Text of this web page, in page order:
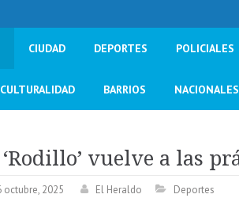
CIUDAD DEPORTES POLICIALES
BARRIOS NACIONALES
vuelve a las
octubre, 2025 El Heraldo Deportes